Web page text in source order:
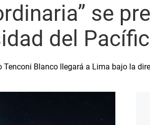
se
del
Blanco llegará a Lima bajo la